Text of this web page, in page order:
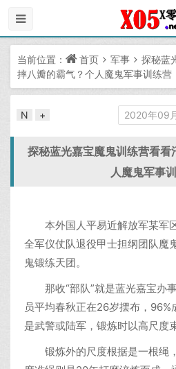
当前位置： 首页 军事
探秘蓝
摔八瓣的霸气？个人魔鬼军事训练营
2020年09
N +
探秘蓝光嘉宝魔鬼训练营看看
人魔鬼军事
本外国人平易近解放军某军
全军仪仗队退役甲士担纲团队魔
鬼锻练天团。
那收“部队”就是蓝光嘉宝办
员平均春秋正在26岁摆布，
是武警或陆军，锻炼时以高尺度
锻炼外的尺度根据是一根绳